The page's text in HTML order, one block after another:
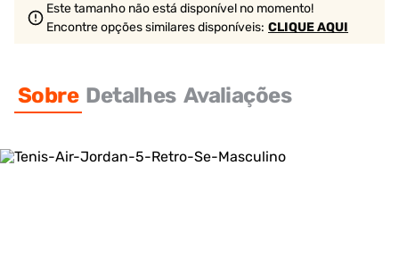
Este tamanho não está disponível no momento!
Encontre opções similaresdisponíveis: CLIQUE AQUI
Sobre Detalhes Avaliações